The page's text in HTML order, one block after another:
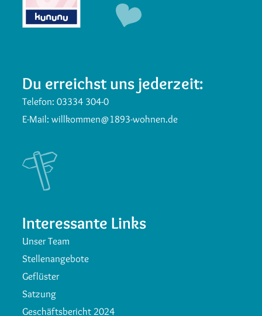
Du erreichst uns jederzeit:
Telefon:03334 304-0
E-Mail:willkommen@1893-wohnen.de
Interessante Links
Unser Team
Stellenangebote
Geflüster
Satzung
Geschäftsbericht 2024